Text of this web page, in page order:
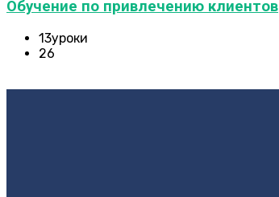
Обучение по привлечению клиентов
13уроки
26